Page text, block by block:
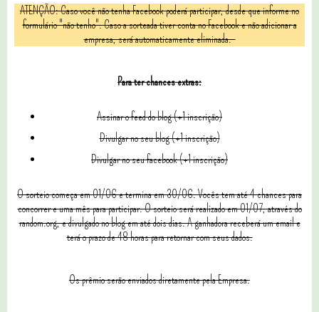
ATENÇÃO: Caso você não tenha Facebook poderá participar, desde que informe no
formulário "não tenho". Caso a sorteada tiver conta no Facebook e não adicionar a
empresa, será automaticamente eliminada.
Para ter chances extras:
Assinar o feed do blog (+1 inscrição)
Divulgar no seu blog (+1 inscrição)
Divulgar no seu facebook (+1 inscrição)
O sorteio começa em 01/06 e termina em 30/06. Vocês tem até 4 chances para
concorrer e uma mês para participar. O sorteio será realizado em 01/07, através do
random.org, e divulgado no blog em até dois dias. A ganhadora receberá um email e
terá o prazo de 48 horas para retornar com seus dados.
Os prêmio serão enviados diretamente pela Empresa.